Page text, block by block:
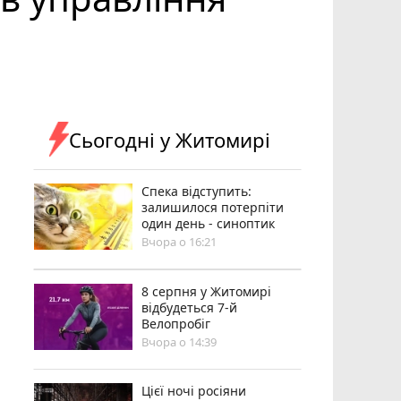
Сьогодні у Житомирі
Спека відступить:
залишилося потерпіти
один день - синоптик
Вчора о 16:21
8 серпня у Житомирі
відбудеться 7-й
Велопробіг
Вчора о 14:39
Цієї ночі росіяни